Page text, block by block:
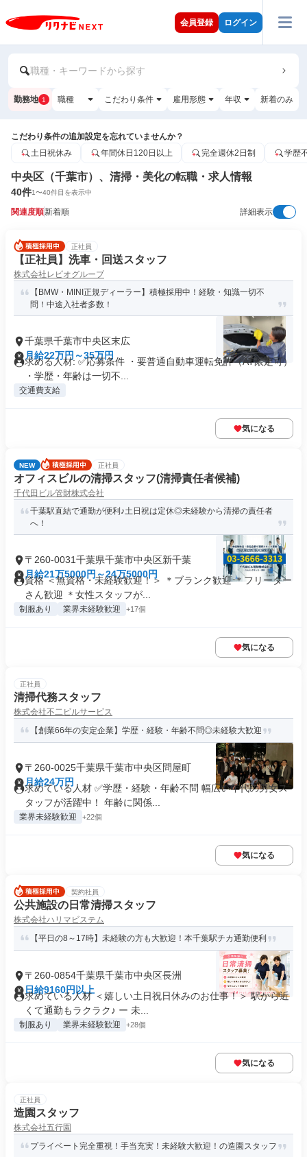
会員登録 ログイン
職種・キーワードから探す
勤務地 1 職種 こだわり条件 雇用形態 年収 新着のみ
こだわり条件の追加設定を忘れていませんか？
土日祝休み
年間休日120日以上 完全週休2日制 学歴
中央区（千葉市）、清掃・美化の転職・求人情報
40件1〜40件目を表示中
関連度順新着順 詳細表示
正社員
【正社員】洗車・回送スタッフ
株式会社レピオグループ
【BMW・MINI正規ディーラー】積極採用中！経験・知識一切不
問！中途入社者多数！
千葉県千葉市中央区末広
月給22万円～35万円
求める人材: ✅応募条件 ・要普通自動車運転免許（AT限定可）
・学歴・年齢は一切不...
交通費支給
気になる
NEW 正社員
オフィスビルの清掃スタッフ(清掃責任者候補)
千代田ビル管財株式会社
千葉駅直結で通勤が便利♪土日祝は定休◎未経験から清掃の責任者
へ！
〒260-0031千葉県千葉市中央区新千葉
月給21万5000円～24万5000円
資格 ＜無資格・未経験歓迎！＞ ＊ブランク歓迎 ＊フリーター
さん歓迎 ＊女性スタッフが...
制服あり 業界未経験歓迎 +17個
気になる
正社員
清掃代務スタッフ
株式会社不二ビルサービス
【創業66年の安定企業】学歴・経験・年齢不問◎未経験大歓迎
〒260-0025千葉県千葉市中央区問屋町
月給24万円
求めている人材 ✅学歴・経験・年齢不問 幅広い年代の男女ス
タッフが活躍中！ 年齢に関係...
業界未経験歓迎 +22個
気になる
契約社員
公共施設の日常清掃スタッフ
株式会社ハリマビステム
【平日の8～17時】未経験の方も大歓迎！本千葉駅チカ通勤便利
〒260-0854千葉県千葉市中央区長洲
日給9160円以上
求めている人材 ＜嬉しい土日祝日休みのお仕事！＞ 駅から近
くて通勤もラクラク♪ ー 未...
制服あり 業界未経験歓迎 +28個
気になる
正社員
造園スタッフ
株式会社五行園
プライベート完全重視！手当充実！未経験大歓迎！の造園スタッフ